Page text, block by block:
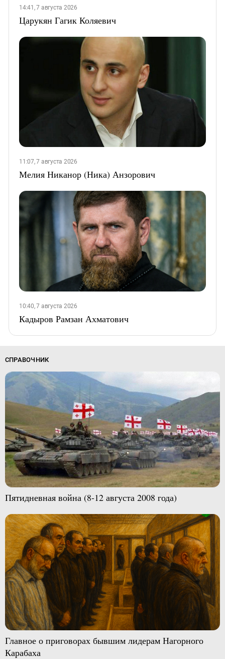
14:41, 7 августа 2026
Царукян Гагик Коляевич
11:07, 7 августа 2026
Мелия Никанор (Ника) Анзорович
10:40, 7 августа 2026
Кадыров Рамзан Ахматович
СПРАВОЧНИК
Пятидневная война (8-12 августа 2008 года)
Главное о приговорах бывшим лидерам Нагорного
Карабаха